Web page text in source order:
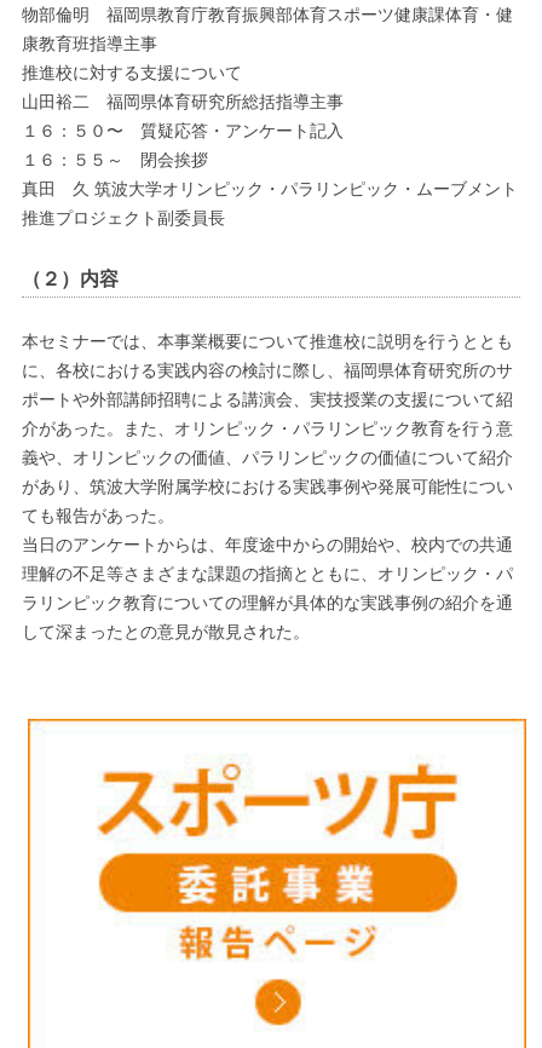
物部倫明 福岡県教育庁教育振興部体育スポーツ健康課体育・健
康教育班指導主事
推進校に対する支援について
山田裕二 福岡県体育研究所総括指導主事
１６：５０〜 質疑応答・アンケート記入
１６：５５～ 閉会挨拶
真田 久 筑波大学オリンピック・パラリンピック・ムーブメント
推進プロジェクト副委員長
（２）内容
本セミナーでは、本事業概要について推進校に説明を行うととも
に、各校における実践内容の検討に際し、福岡県体育研究所のサ
ポートや外部講師招聘による講演会、実技授業の支援について紹
介があった。また、オリンピック・パラリンピック教育を行う意
義や、オリンピックの価値、パラリンピックの価値について紹介
があり、筑波大学附属学校における実践事例や発展可能性につい
ても報告があった。
当日のアンケートからは、年度途中からの開始や、校内での共通
理解の不足等さまざまな課題の指摘とともに、オリンピック・パ
ラリンピック教育についての理解が具体的な実践事例の紹介を通
して深まったとの意見が散見された。